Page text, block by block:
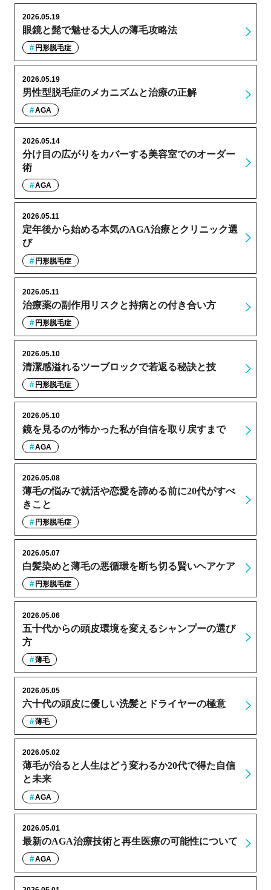
眼鏡と髭で魅せる大人の薄毛攻略法
2026.05.19
円形脱毛症
男性型脱毛症のメカニズムと治療の正解
2026.05.19
AGA
分け目の広がりをカバーする美容室でのオーダー
術
2026.05.14
AGA
定年後から始める本気のAGA治療とクリニック選
び
2026.05.11
円形脱毛症
治療薬の副作用リスクと持病との付き合い方
2026.05.11
円形脱毛症
清潔感溢れるツーブロックで若返る秘訣と技
2026.05.10
円形脱毛症
鏡を見るのが怖かった私が自信を取り戻すまで
2026.05.10
AGA
薄毛の悩みで就活や恋愛を諦める前に20代がすべ
きこと
2026.05.08
円形脱毛症
白髪染めと薄毛の悪循環を断ち切る賢いヘアケア
2026.05.07
円形脱毛症
五十代からの頭皮環境を変えるシャンプーの選び
方
2026.05.06
薄毛
六十代の頭皮に優しい洗髪とドライヤーの極意
2026.05.05
薄毛
薄毛が治ると人生はどう変わるか20代で得た自信
と未来
2026.05.02
AGA
最新のAGA治療技術と再生医療の可能性について
2026.05.01
AGA